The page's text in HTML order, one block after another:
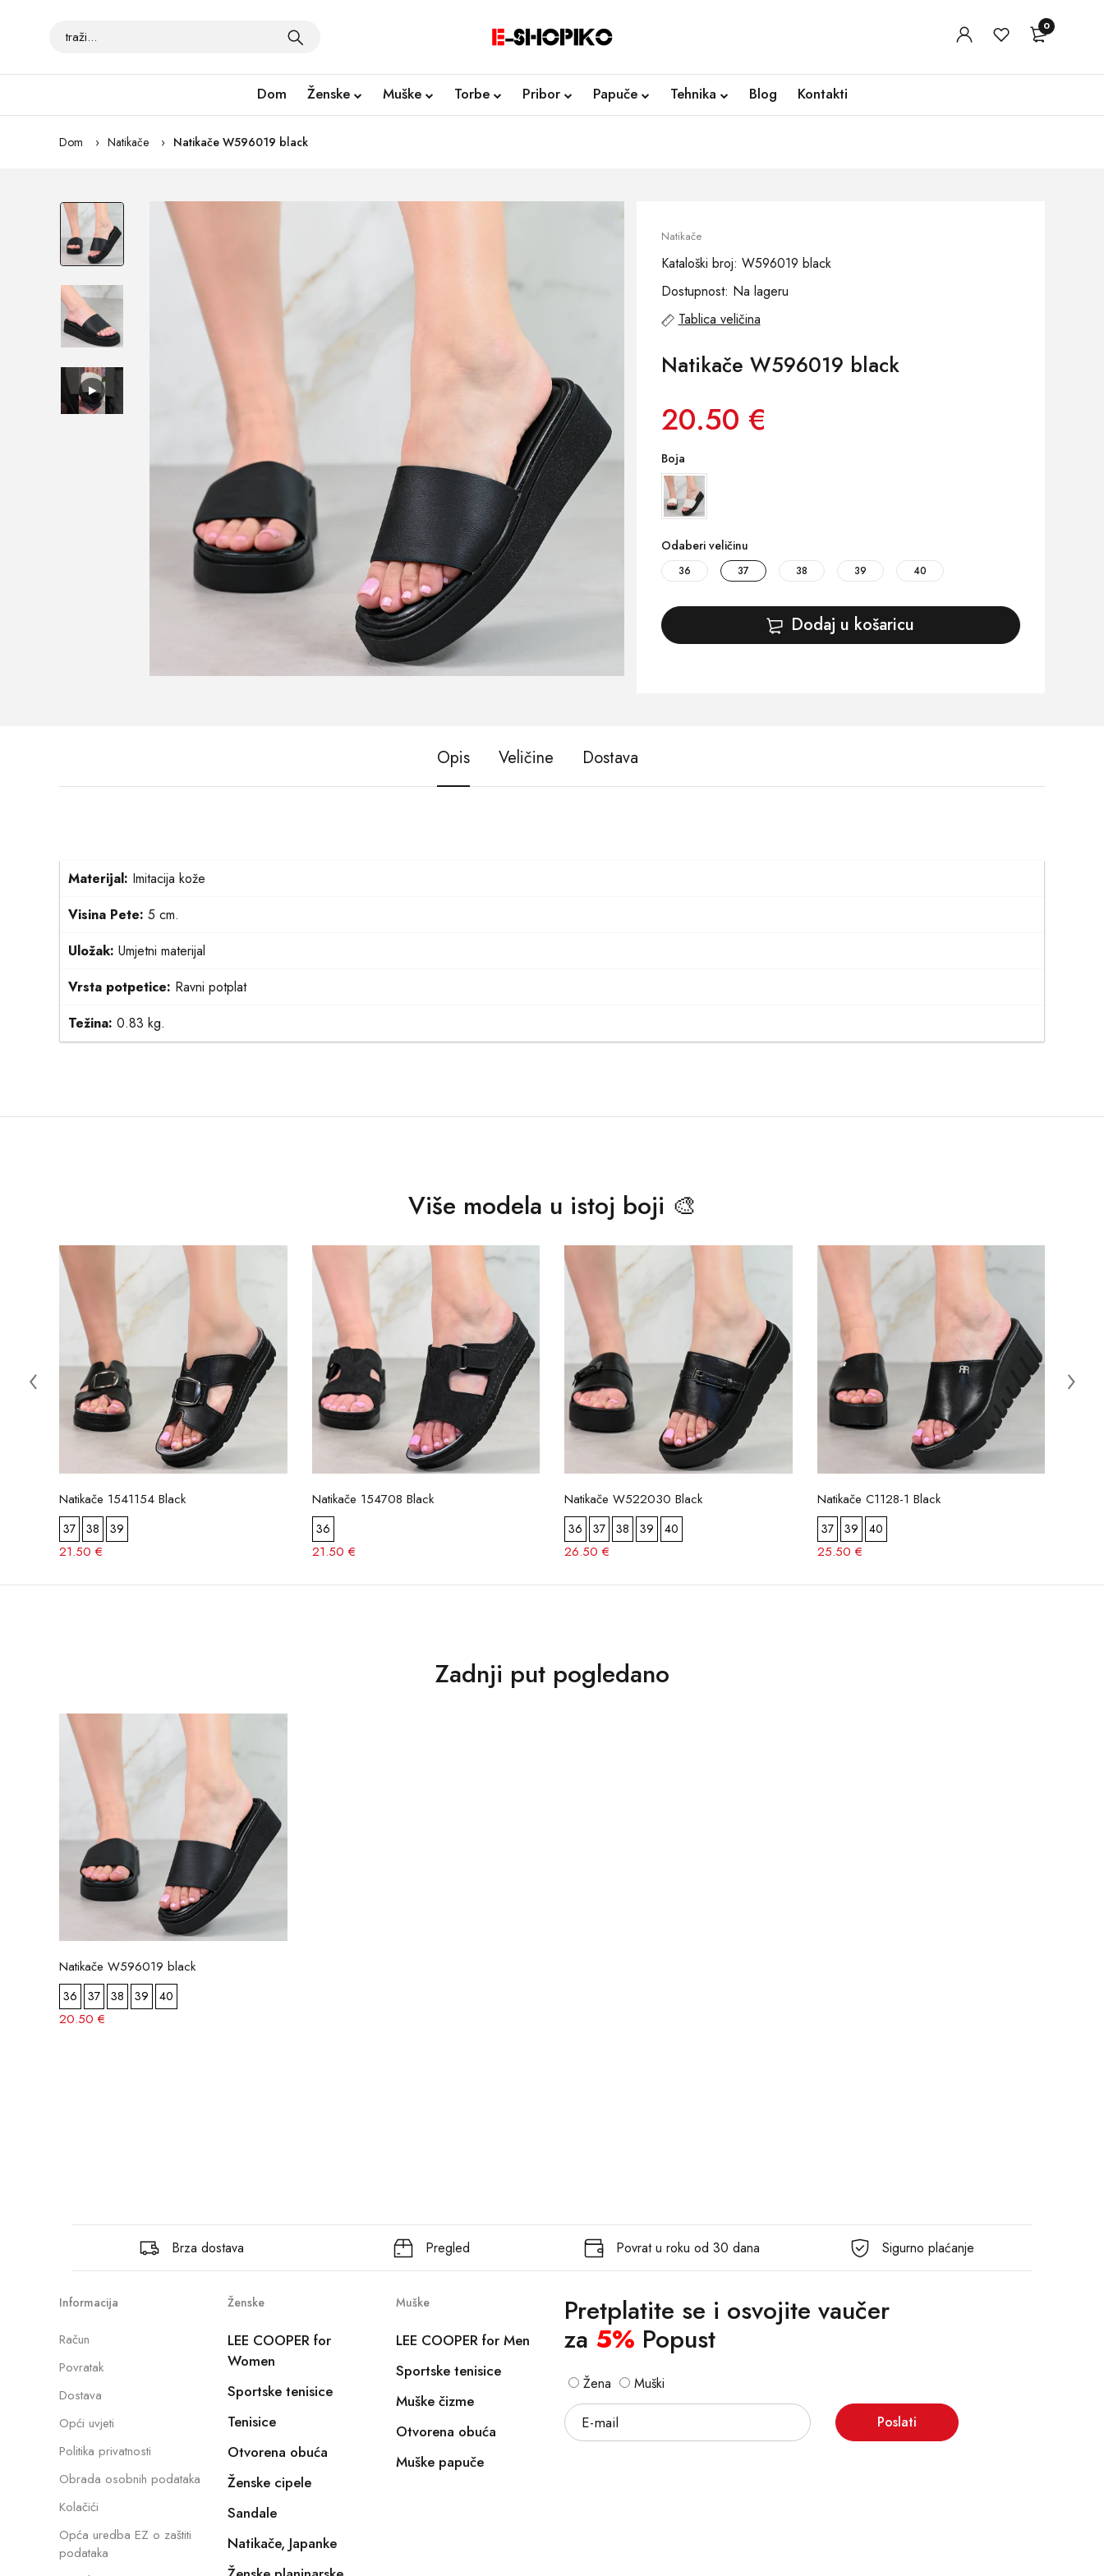
0
Dom Ženske Muške Torbe Pribor Papuče Tehnika Blog Kontakti
Dom Natikače Natikače W596019 black
Natikače
Kataloški broj: W596019 black
Dostupnost: Na lageru
Tablica veličina
Natikače W596019 black
20.50 €
Boja
Odaberi veličinu
36 37 38 39 40
Dodaj u košaricu
Opis Veličine Dostava
Materijal: Imitacija kože
Visina Pete: 5 cm.
Uložak: Umjetni materijal
Vrsta potpetice: Ravni potplat
Težina: 0.83 kg.
Više modela u istoj boji 🎨
Natikače 1541154 Black
37 38 39
21.50 €
Natikače 154708 Black
36
21.50 €
Natikače W522030 Black
36 37 38 39 40
26.50 €
Natikače C1128-1 Black
37 39 40
25.50 €
Zadnji put pogledano
Natikače W596019 black
36 37 38 39 40
20.50 €
Brza dostava Pregled Povrat u roku od 30 dana Sigurno plaćanje
Informacija
Račun
Povratak
Dostava
Opći uvjeti
Politika privatnosti
Obrada osobnih podataka
Kolačići
Opća uredba EZ o zaštiti
podataka
Ženske
LEE COOPER for
Women
Sportske tenisice
Tenisice
Otvorena obuća
Ženske cipele
Sandale
Natikače, Japanke
Muške
LEE COOPER for Men
Sportske tenisice
Muške čizme
Otvorena obuća
Muške papuče
Pretplatite se i osvojite vaučer
za 5% Popust
Žena Muški
Poslati